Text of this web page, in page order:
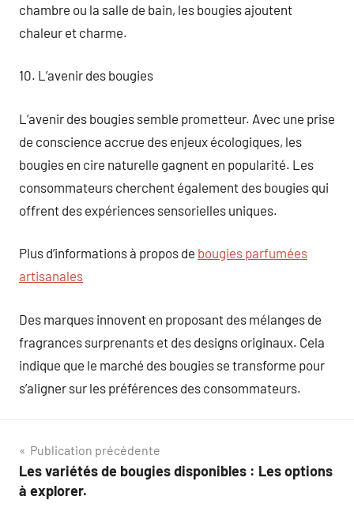
chambre ou la salle de bain, les bougies ajoutent
chaleur et charme.
10. L’avenir des bougies
L’avenir des bougies semble prometteur. Avec une prise
de conscience accrue des enjeux écologiques, les
bougies en cire naturelle gagnent en popularité. Les
consommateurs cherchent également des bougies qui
offrent des expériences sensorielles uniques.
Plus d’informations à propos de bougies parfumées
artisanales
Des marques innovent en proposant des mélanges de
fragrances surprenants et des designs originaux. Cela
indique que le marché des bougies se transforme pour
s’aligner sur les préférences des consommateurs.
Navigation
de
Publication précédente
Les variétés de bougies disponibles : Les options
à explorer.